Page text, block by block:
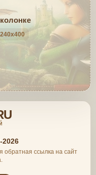
2026
обратная ссылка на сайт